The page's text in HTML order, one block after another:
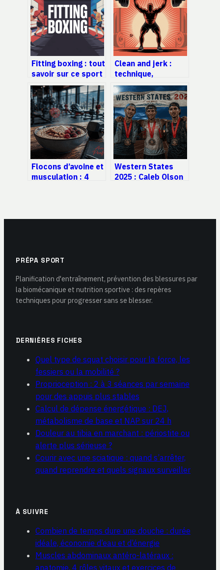
Fitting boxing : tout
savoir sur ce sport
cardio qui fait la
différence
Clean and jerk :
technique,
progression et
erreurs à éviter
Flocons d’avoine et
musculation : 4
Western States
2025 : Caleb Olson
californienne
PRÉPA SPORT
Planification d'entraînement, prévention des blessures par
la biomécanique et nutrition sportive : des repères
techniques pour progresser sans se blesser.
DERNIÈRES FICHES
Quel type de squat choisir pour la force, les
fessiers ou la mobilité ?
Proprioception : 2 à 3 séances par semaine
pour des appuis plus stables
Calcul de dépense énergétique : DEJ,
métabolisme de base et NAP sur 24 h
Douleur au tibia en marchant : périostite ou
alerte plus sérieuse ?
Courir avec une sciatique : quand s’arrêter,
quand reprendre et quels signaux surveiller
À SUIVRE
Combien de temps dure une douche : durée
idéale, économie d’eau et d’énergie
Muscles abdominaux antéro-latéraux :
anatomie, 4 rôles vitaux et exercices de